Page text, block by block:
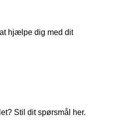
hjælpe dig med dit
Stil dit spørsmål her.